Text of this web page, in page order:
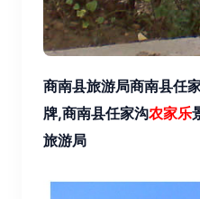
商南县旅游局商南县任
牌,商南县任家沟农家乐
旅游局